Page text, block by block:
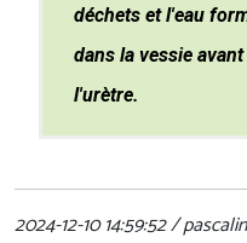
déchets et l'eau
dans la vessie
l'urètre.
2024-12-10 14:59:52 /